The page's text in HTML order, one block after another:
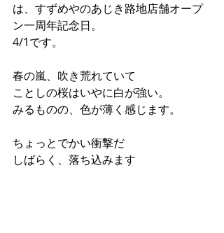
は、すずめやのあじき路地店舗オープ
ン一周年記念日。
4/1です。
春の嵐、吹き荒れていて
ことしの桜はいやに白が強い。
みるものの、色が薄く感じます。
ちょっとでかい衝撃だ
しばらく、落ち込みます